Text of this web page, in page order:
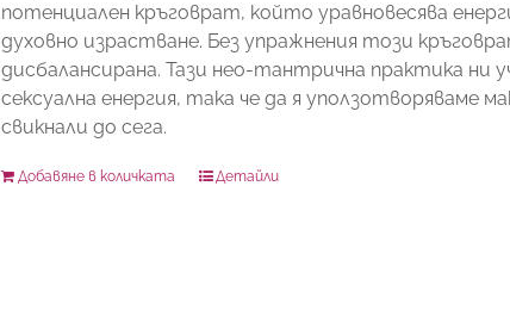
потенциален кръговрат, който уравновесява
духовно израстване. Без упражнения този
дисбалансирана. Тази нео-тантрична практика ни
сексуална енергия, така че да я уползотворяваме
свикнали до сега.
Добавяне в количката Детайли